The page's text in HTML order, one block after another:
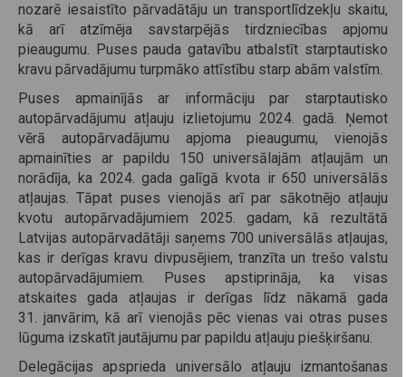
nozarē iesaistīto pārvadātāju un transportlīdzekļu skaitu,
kā arī atzīmēja savstarpējās tirdzniecības apjomu
pieaugumu. Puses pauda gatavību atbalstīt starptautisko
kravu pārvadājumu turpmāko attīstību starp abām valstīm.
Puses apmainījās ar informāciju par starptautisko
autopārvadājumu atļauju izlietojumu 2024. gadā. Ņemot
vērā autopārvadājumu apjoma pieaugumu, vienojās
apmainīties ar papildu 150 universālajām atļaujām un
norādīja, ka 2024. gada galīgā kvota ir 650 universālās
atļaujas. Tāpat puses vienojās arī par sākotnējo atļauju
kvotu autopārvadājumiem 2025. gadam, kā rezultātā
Latvijas autopārvadātāji saņems 700 universālās atļaujas,
kas ir derīgas kravu divpusējiem, tranzīta un trešo valstu
autopārvadājumiem. Puses apstiprināja, ka visas
atskaites gada atļaujas ir derīgas līdz nākamā gada
31. janvārim, kā arī vienojās pēc vienas vai otras puses
lūguma izskatīt jautājumu par papildu atļauju piešķiršanu.
Delegācijas apsprieda universālo atļauju izmantošanas